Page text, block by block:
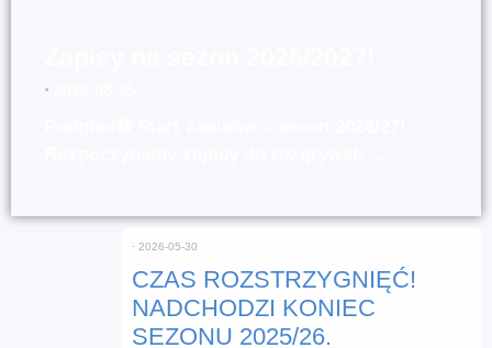
⋅
CZAS ROZSTRZYGNIĘĆ!
NADCHODZI KONIEC
SEZONU 2025/26.
⋅ 2026-05-30